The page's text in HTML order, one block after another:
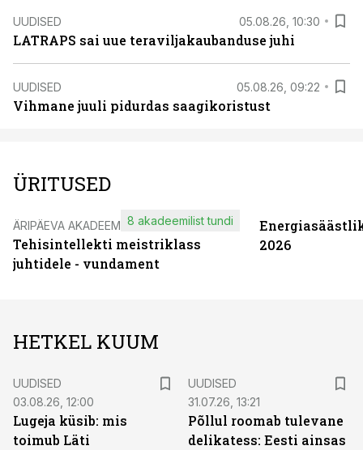
UUDISED 05.08.26, 10:30
LATRAPS sai uue teraviljakaubanduse juhi
UUDISED 05.08.26, 09:22
Vihmane juuli pidurdas saagikoristust
ÜRITUSED
ÄRIPÄEVA AKADEEMIA
Tehisintellekti meistriklass
juhtidele - vundament
8 akadeemilist tundi
2026
HETKEL KUUM
UUDISED
03.08.26, 12:00
Lugeja küsib: mis
toimub Läti
UUDISED
31.07.26, 13:21
Põllul roomab tulevane
delikatess: Eesti ainsas